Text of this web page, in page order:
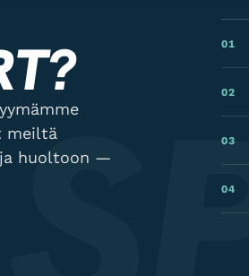
meiltä
ja huoltoon —
01
02
03
04